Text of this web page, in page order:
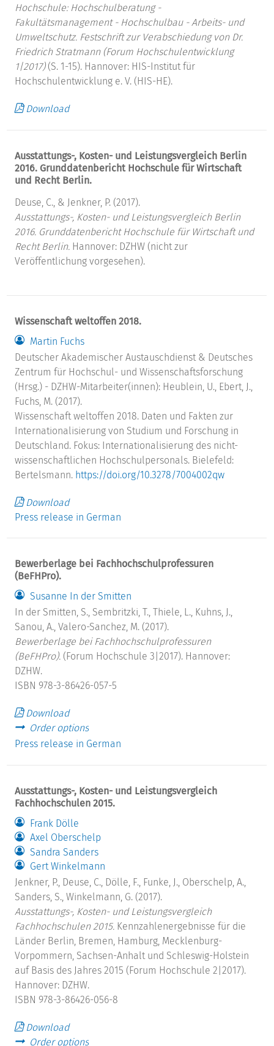
Hochschule: Hochschulberatung -
Fakultätsmanagement - Hochschulbau - Arbeits- und
Umweltschutz. Festschrift zur Verabschiedung von Dr.
Friedrich Stratmann (Forum Hochschulentwicklung
1|2017)(S. 1-15). Hannover: HIS-Institut für
Hochschulentwicklung e. V. (HIS-HE).
Download
Ausstattungs-, Kosten- und Leistungsvergleich Berlin
2016. Grunddatenbericht Hochschule für Wirtschaft
und Recht Berlin.
Deuse, C., & Jenkner, P. (2017).
Ausstattungs-, Kosten- und Leistungsvergleich Berlin
2016. Grunddatenbericht Hochschule für Wirtschaft und
Recht Berlin. Hannover: DZHW (nicht zur
Veröffentlichung vorgesehen).
Wissenschaft weltoffen 2018.
Martin Fuchs
Deutscher Akademischer Austauschdienst & Deutsches
Zentrum für Hochschul- und Wissenschaftsforschung
(Hrsg.) - DZHW-Mitarbeiter(innen): Heublein, U., Ebert, J.,
Fuchs, M. (2017).
Wissenschaft weltoffen 2018. Daten und Fakten zur
Internationalisierung von Studium und Forschung in
Deutschland. Fokus: Internationalisierung des nicht-
wissenschaftlichen Hochschulpersonals. Bielefeld:
Bertelsmann. https://doi.org/10.3278/7004002qw
Download
Press release in German
Bewerberlage bei Fachhochschulprofessuren
(BeFHPro).
Susanne In der Smitten
In der Smitten, S., Sembritzki, T., Thiele, L., Kuhns, J.,
Sanou, A., Valero-Sanchez, M. (2017).
Bewerberlage bei Fachhochschulprofessuren
(BeFHPro). (Forum Hochschule 3|2017). Hannover:
DZHW.
ISBN 978-3-86426-057-5
Download
Order options
Press release in German
Ausstattungs-, Kosten- und Leistungsvergleich
Fachhochschulen 2015.
Frank Dölle
Axel Oberschelp
Sandra Sanders
Gert Winkelmann
Jenkner, P., Deuse, C., Dölle, F., Funke, J., Oberschelp, A.,
Sanders, S., Winkelmann, G. (2017).
Ausstattungs-, Kosten- und Leistungsvergleich
Fachhochschulen 2015. Kennzahlenergebnisse für die
Länder Berlin, Bremen, Hamburg, Mecklenburg-
Vorpommern, Sachsen-Anhalt und Schleswig-Holstein
auf Basis des Jahres 2015 (Forum Hochschule 2|2017).
Hannover: DZHW.
ISBN 978-3-86426-056-8
Download
Order options